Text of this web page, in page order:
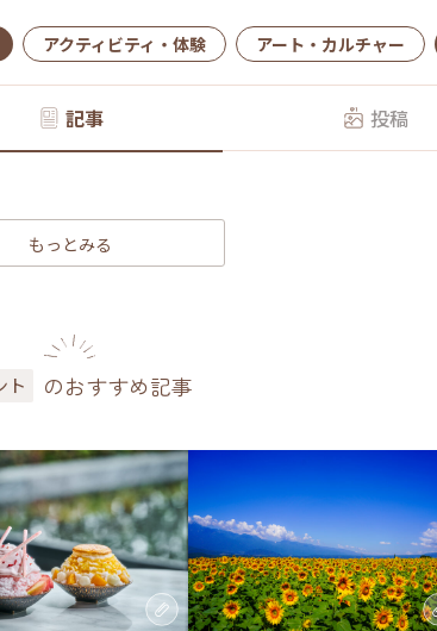
アクティビティ・体験 アート・カルチャー
記事 投稿
もっとみる
ト のおすすめ記事